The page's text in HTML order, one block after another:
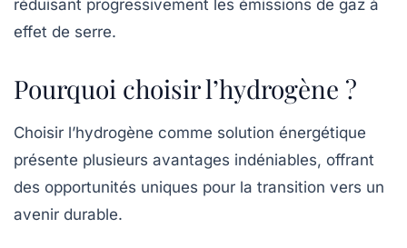
réduisant progressivement les émissions de gaz à
effet de serre.
Pourquoi choisir l’hydrogène ?
Choisir l’hydrogène comme solution énergétique
présente plusieurs avantages indéniables, offrant
des opportunités uniques pour la transition vers un
avenir durable.